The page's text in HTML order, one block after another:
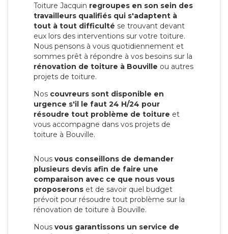
Toiture Jacquin regroupes en son sein des
travailleurs qualifiés qui s'adaptent à
tout à tout difficulté se trouvant devant
eux lors des interventions sur votre toiture.
Nous pensons à vous quotidiennement et
sommes prêt à répondre à vos besoins sur la
rénovation de toiture à Bouville ou autres
projets de toiture.
Nos couvreurs sont disponible en
urgence s'il le faut 24 H/24 pour
résoudre tout problème de toiture et
vous accompagne dans vos projets de
toiture à Bouville.
Nous vous conseillons de demander
plusieurs devis afin de faire une
comparaison avec ce que nous vous
proposerons et de savoir quel budget
prévoit pour résoudre tout problème sur la
rénovation de toiture à Bouville.
Nous vous garantissons un service de